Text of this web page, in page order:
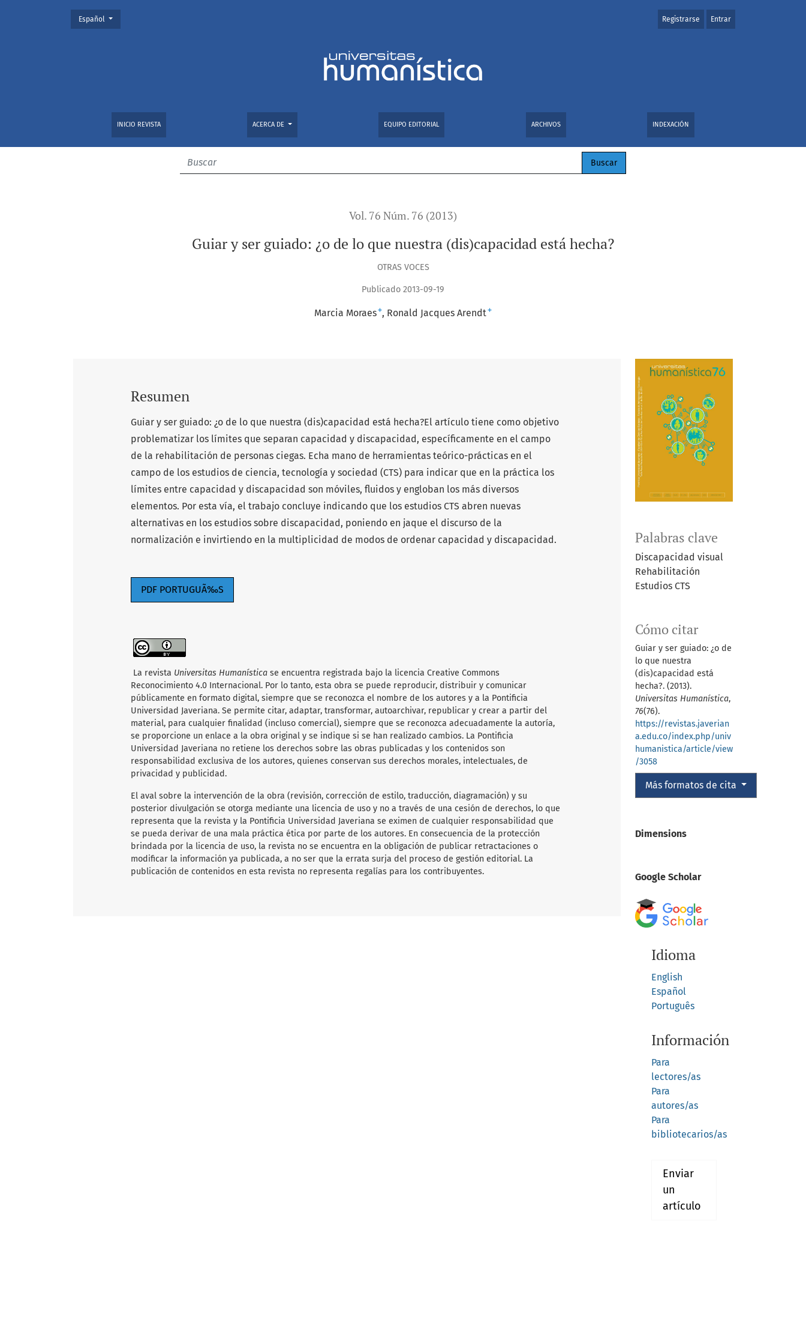
Guiar y ser guiado: ¿o de lo que nuestra (dis)capacidad está hecha?
INICIO REVISTA ACERCA DE EQUIPO EDITORIAL ARCHIVOS INDEXACIÓN
Registrarse Entrar
Cambiar el idioma. El actual es:
Español
Buscar
Vol. 76 Núm. 76 (2013)
Guiar y ser guiado: ¿o de lo que nuestra (dis)capacidad está hecha?
OTRAS VOCES
Publicado 2013-09-19
Marcia Moraes+ Ronald Jacques Arendt+
Palabras clave
Discapacidad visual
Rehabilitación
Estudios CTS
Cómo citar
Guiar y ser guiado: ¿o de
lo que nuestra
(dis)capacidad está
hecha?. (2013).
Universitas Humanística,
76(76).
https://revistas.javerian
a.edu.co/index.php/univ
humanistica/article/view
/3058
Más formatos de cita
Dimensions
Google Scholar
Idioma
English
Español
Português
Información
Para
lectores/as
Para
autores/as
Para
bibliotecarios/as
Enviar
un
artículo
Resumen
Guiar y ser guiado: ¿o de lo que nuestra (dis)capacidad está hecha?El artículo tiene como objetivo
problematizar los límites que separan capacidad y discapacidad, específicamente en el campo
de la rehabilitación de personas ciegas. Echa mano de herramientas teórico-prácticas en el
campo de los estudios de ciencia, tecnología y sociedad (CTS) para indicar que en la práctica los
límites entre capacidad y discapacidad son móviles, fluidos y engloban los más diversos
elementos. Por esta vía, el trabajo concluye indicando que los estudios CTS abren nuevas
alternativas en los estudios sobre discapacidad, poniendo en jaque el discurso de la
normalización e invirtiendo en la multiplicidad de modos de ordenar capacidad y discapacidad.
PDF PORTUGUÃ‰S
La revista Universitas Humanística se encuentra registrada bajo la licencia Creative Commons
Reconocimiento 4.0 Internacional. Por lo tanto, esta obra se puede reproducir, distribuir y comunicar
públicamente en formato digital, siempre que se reconozca el nombre de los autores y a la Pontificia
Universidad Javeriana. Se permite citar, adaptar, transformar, autoarchivar, republicar y crear a partir del
material, para cualquier finalidad (incluso comercial), siempre que se reconozca adecuadamente la autoría,
se proporcione un enlace a la obra original y se indique si se han realizado cambios. La Pontificia
Universidad Javeriana no retiene los derechos sobre las obras publicadas y los contenidos son
responsabilidad exclusiva de los autores, quienes conservan sus derechos morales, intelectuales, de
privacidad y publicidad.
El aval sobre la intervención de la obra (revisión, corrección de estilo, traducción, diagramación) y su
posterior divulgación se otorga mediante una licencia de uso y no a través de una cesión de derechos, lo que
representa que la revista y la Pontificia Universidad Javeriana se eximen de cualquier responsabilidad que
se pueda derivar de una mala práctica ética por parte de los autores. En consecuencia de la protección
brindada por la licencia de uso, la revista no se encuentra en la obligación de publicar retractaciones o
modificar la información ya publicada, a no ser que la errata surja del proceso de gestión editorial. La
publicación de contenidos en esta revista no representa regalías para los contribuyentes.